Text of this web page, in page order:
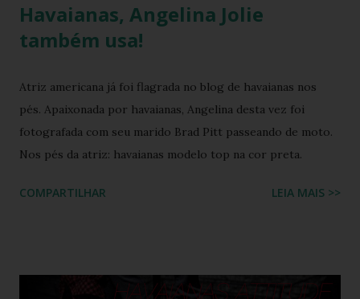
Havaianas, Angelina Jolie
também usa!
Atriz americana já foi flagrada no blog de havaianas nos
pés. Apaixonada por havaianas, Angelina desta vez foi
fotografada com seu marido Brad Pitt passeando de moto.
Nos pés da atriz: havaianas modelo top na cor preta.
COMPARTILHAR LEIA MAIS >>